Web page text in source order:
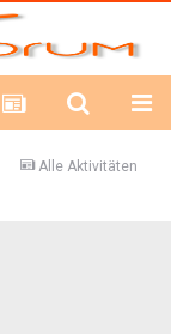
Alle Aktivitäten